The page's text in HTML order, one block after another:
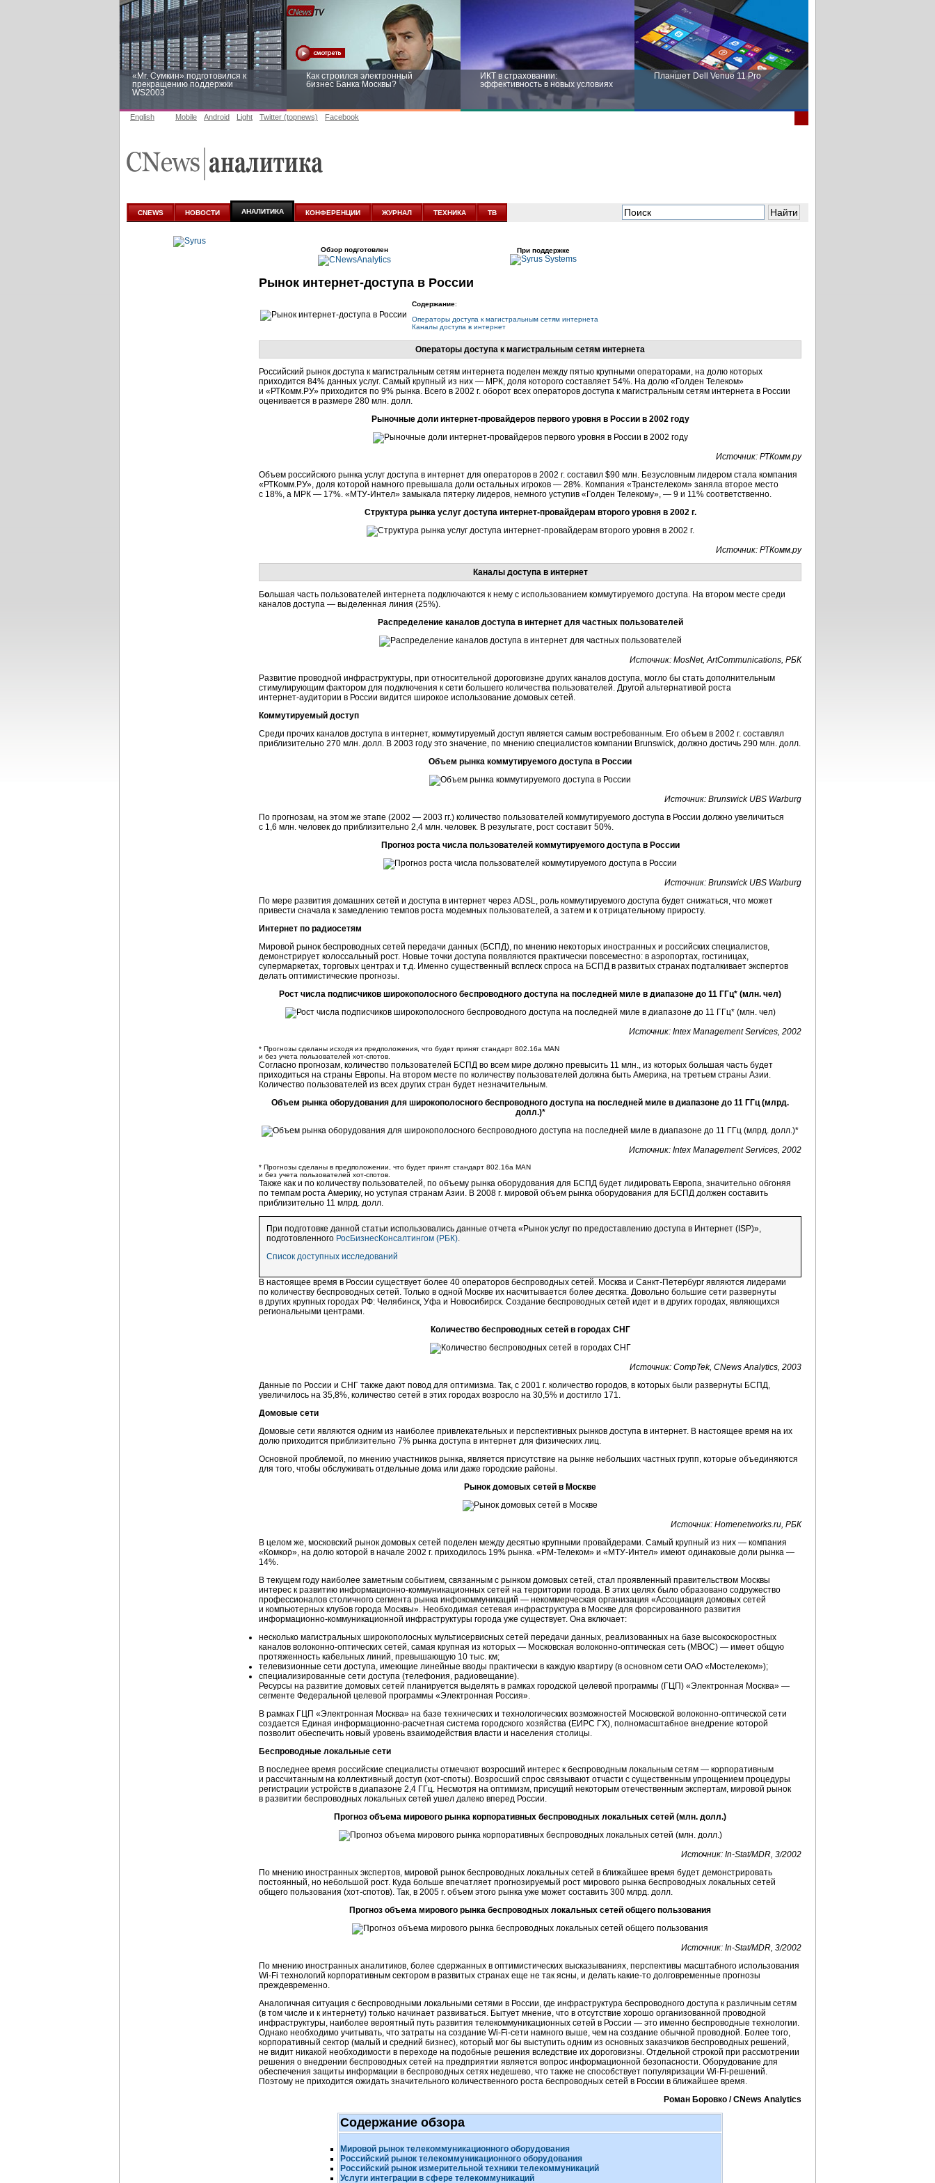
«Mr. Сумкин» подготовился к
прекращению поддержки
WS2003
Как строился электронный
бизнес Банка Москвы?
ИКТ в страховании:
эффективность в новых условиях
Планшет Dell Venue 11 Pro
аналитике
новых условиях
English Mobile Android Light Twitter (topnews) Facebook
CNEWS НОВОСТИ АНАЛИТИКА КОНФЕРЕНЦИИ ЖУРНАЛ ТЕХНИКА ТВ
Обзор подготовлен При поддержке
Рынок интернет-доступа в России
Содержание:
Операторы доступа к магистральным сетям интернета
Каналы доступа в интернет
Операторы доступа к магистральным сетям интернета
Российский рынок доступа к магистральным сетям интернета поделен между пятью крупными операторами, на долю которых
приходится 84% данных услуг. Самый крупный из них — МРК, доля которого составляет 54%. На долю «Голден Телеком»
и «РТКомм.РУ» приходится по 9% рынка. Всего в 2002 г. оборот всех операторов доступа к магистральным сетям интернета в России
оценивается в размере 280 млн. долл.
Рыночные доли интернет-провайдеровпервого уровня в России в 2002 году
Источник: РТКомм.ру
Объем российского рынка услуг доступа в интернет для операторов в 2002 г. составил $90 млн. Безусловным лидером стала компания
«РТКомм.РУ», доля которой намного превышала доли остальных игроков — 28%. Компания «Транстелеком» заняла второе место
с 18%, а МРК — 17%. « МТУ-Интел» замыкала пятерку лидеров, немного уступив «Голден Телекому», — 9 и 11% соответственно.
Структура рынка услуг доступа интернет-провайдерам второго уровня в 2002 г.
Источник: РТКомм.ру
Каналы доступа в интернет
Большая часть пользователей интернета подключаются к нему с использованием коммутируемого доступа. На втором месте среди
каналов доступа — выделенная линия (25%).
Распределение каналов доступа в интернет для частных пользователей
Источник: MosNet, ArtCommunications, РБК
Развитие проводной инфраструктуры, при относительной дороговизне других каналов доступа, могло бы стать дополнительным
стимулирующим фактором для подключения к сети большего количества пользователей. Другой альтернативой роста
интернет-аудитории в России видится широкое использование домовых сетей.
Коммутируемый доступ
Среди прочих каналов доступа в интернет, коммутируемый доступ является самым востребованным. Его объем в 2002 г. составлял
приблизительно 270 млн. долл. В 2003 году это значение, по мнению специалистов компании Brunswick, должно достичь 290 млн. долл.
Объем рынка коммутируемого доступа в России
Источник: Brunswick UBS Warburg
По прогнозам, на этом же этапе (2002 — 2003 гг.) количество пользователей коммутируемого доступа в России должно увеличиться
с 1,6 млн. человек до приблизительно 2,4 млн. человек. В результате, рост составит 50%.
Прогноз роста числа пользователей коммутируемого доступа в России
Источник: Brunswick UBS Warburg
По мере развития домашних сетей и доступа в интернет через ADSL, роль коммутируемого доступа будет снижаться, что может
привести сначала к замедлению темпов роста модемных пользователей, а затем и к отрицательному приросту.
Интернет по радиосетям
Мировой рынок беспроводных сетей передачи данных (БСПД), по мнению некоторых иностранных и российских специалистов,
демонстрирует колоссальный рост. Новые точки доступа появляются практически повсеместно: в аэропортах, гостиницах,
супермаркетах, торговых центрах и т.д. Именно существенный всплеск спроса на БСПД в развитых странах подталкивает экспертов
делать оптимистические прогнозы.
Рост числа подписчиков широкополосного беспроводного доступа на последней миле в диапазоне до 11 ГГц* (млн. чел)
Источник: Intex Management Services, 2002
* Прогнозы сделаны исходя из предположения, что будет принят стандарт 802.16a MAN
и без учета пользователей хот-спотов
Согласно прогнозам, количество пользователей БСПД во всем мире должно превысить 11 млн., из которых большая часть будет
приходиться на страны Европы. На втором месте по количеству пользователей должна быть Америка, на третьем страны Азии.
Количество пользователей из всех других стран будет незначительным.
Объем рынка оборудования для широкополосного беспроводного доступа на последней миле в диапазоне до 11 ГГц (млрд.
долл.)*
Источник: Intex Management Services, 2002
* Прогнозы сделаны в предположении, что будет принят стандарт 802.16a MAN
и без учета пользователей хот-спотов
Также как и по количеству пользователей, по объему рынка оборудования для БСПД будет лидировать Европа, значительно обгоняя
по темпам роста Америку, но уступая странам Азии. В 2008 г. мировой объем рынка оборудования для БСПД должен составить
приблизительно 11 млрд. долл.
При подготовке данной статьи использовались данные отчета «Рынок услуг по предоставлению доступа в Интернет (ISP)»,
подготовленного РосБизнесКонсалтингом (РБК).
Список доступных исследований
В настоящее время в России существует более 40 операторов беспроводных сетей. Москва и Санкт-Петербург являются лидерами
по количеству беспроводных сетей. Только в одной Москве их насчитывается более десятка. Довольно большие сети развернуты
в других крупных городах РФ: Челябинск, Уфа и Новосибирск. Создание беспроводных сетей идет и в других городах, являющихся
региональными центрами.
Количество беспроводных сетей в городах СНГ
Источник: CompTek, CNews Analytics, 2003
Данные по России и СНГ также дают повод для оптимизма. Так, с 2001 г. количество городов, в которых были развернуты БСПД,
увеличилось на 35,8%, количество сетей в этих городах возросло на 30,5% и достигло 171.
Домовые сети
Домовые сети являются одним из наиболее привлекательных и перспективных рынков доступа в интернет. В настоящее время на их
долю приходится приблизительно 7% рынка доступа в интернет для физических лиц.
Основной проблемой, по мнению участников рынка, является присутствие на рынке небольших частных групп, которые объединяются
для того, чтобы обслуживать отдельные дома или даже городские районы.
Рынок домовых сетей в Москве
Источник: Homenetworks.ru, РБК
В целом же, московский рынок домовых сетей поделен между десятью крупными провайдерами. Самый крупный из них — компания
«Комкор», на долю которой в начале 2002 г. приходилось 19% рынка. « РМ-Телеком» и « МТУ-Интел» имеют одинаковые доли рынка —
14%.
В текущем году наиболее заметным событием, связанным с рынком домовых сетей, стал проявленный правительством Москвы
интерес к развитию информационно-коммуникационных сетей на территории города. В этих целях было образовано содружество
профессионалов столичного сегмента рынка инфокоммуникаций — некоммерческая организация «Ассоциация домовых сетей
и компьютерных клубов города Москвы». Необходимая сетевая инфраструктура в Москве для форсированного развития
информационно-коммуникационной инфраструктуры города уже существует. Она включает:
несколько магистральных широкополосных мультисервисных сетей передачи данных, реализованных на базе высокоскоростных
каналов волоконно-оптических сетей, самая крупная из которых — Московская волоконно-оптическая сеть (МВОС) — имеет общую
протяженность кабельных линий, превышающую 10 тыс. км;
телевизионные сети доступа, имеющие линейные вводы практически в каждую квартиру (в основном сети ОАО «Мостелеком»);
специализированные сети доступа (телефония, радиовещание).
Ресурсы на развитие домовых сетей планируется выделять в рамках городской целевой программы (ГЦП) «Электронная Москва» —
сегменте Федеральной целевой программы «Электронная Россия».
В рамках ГЦП «Электронная Москва» на базе технических и технологических возможностей Московской волоконно-оптической сети
создается Единая информационно-расчетная система городского хозяйства (ЕИРС ГХ), полномасштабное внедрение которой
позволит обеспечить новый уровень взаимодействия власти и населения столицы.
Беспроводные локальные сети
В последнее время российские специалисты отмечают возросший интерес к беспроводным локальным сетям — корпоративным
и рассчитанным на коллективный доступ (хот-споты). Возросший спрос связывают отчасти с существенным упрощением процедуры
регистрации устройств в диапазоне 2,4 ГГц. Несмотря на оптимизм, присущий некоторым отечественным экспертам, мировой рынок
в развитии беспроводных локальных сетей ушел далеко вперед России.
Прогноз объема мирового рынка корпоративных беспроводных локальных сетей (млн. долл.)
Источник: In-Stat/MDR, 3/2002
По мнению иностранных экспертов, мировой рынок беспроводных локальных сетей в ближайшее время будет демонстрировать
постоянный, но небольшой рост. Куда больше впечатляет прогнозируемый рост мирового рынка беспроводных локальных сетей
общего пользования (хот-спотов). Так, в 2005 г. объем этого рынка уже может составить 300 млрд. долл.
Прогноз объема мирового рынка беспроводных локальных сетей общего пользования
Источник: In-Stat/MDR, 3/2002
По мнению иностранных аналитиков, более сдержанных в оптимистических высказываниях, перспективы масштабного использования
Wi-Fi технологий корпоративным сектором в развитых странах еще не так ясны, и делать какие-то долговременные прогнозы
преждевременно.
Аналогичная ситуация с беспроводными локальными сетями в России, где инфраструктура беспроводного доступа к различным сетям
(в том числе и к интернету) только начинает развиваться. Бытует мнение, что в отсутствие хорошо организованной проводной
инфраструктуры, наиболее вероятный путь развития телекоммуникационных сетей в России — это именно беспроводные технологии.
Однако необходимо учитывать, что затраты на создание Wi-Fi-сети намного выше, чем на создание обычной проводной. Более того,
корпоративный сектор (малый и средний бизнес), который мог бы выступить одним из основных заказчиков беспроводных решений,
не видит никакой необходимости в переходе на подобные решения вследствие их дороговизны. Отдельной строкой при рассмотрении
решения о внедрении беспроводных сетей на предприятии является вопрос информационной безопасности. Оборудование для
обеспечения защиты информации в беспроводных сетях недешево, что также не способствует популяризации Wi-Fi-решений.
Поэтому не приходится ожидать значительного количественного роста беспроводных сетей в России в ближайшее время.
Роман Боровко / CNews Analytics
Содержание обзора
Мировой рынок телекоммуникационного оборудования
Российский рынок телекоммуникационного оборудования
Российский рынок измерительной техники телекоммуникаций
Услуги интеграции в сфере телекоммуникаций